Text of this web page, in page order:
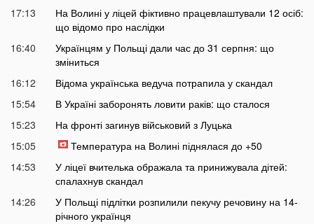
17:13
На Волині у ліцей фіктивно працевлаштували 12 осіб:
що відомо про наслідки
16:40
Українцям у Польщі дали час до 31 серпня: що
зміниться
16:12
Відома українська ведуча потрапила у скандал
15:54
В Україні заборонять ловити раків: що сталося
15:23
На фронті загинув військовий з Луцька
15:05
Температура на Волині піднялася до +50
14:53
У ліцеї вчителька ображала та принижувала дітей:
спалахнув скандал
14:26
У Польщі підлітки розпилили пекучу речовину на 14-
річного українця